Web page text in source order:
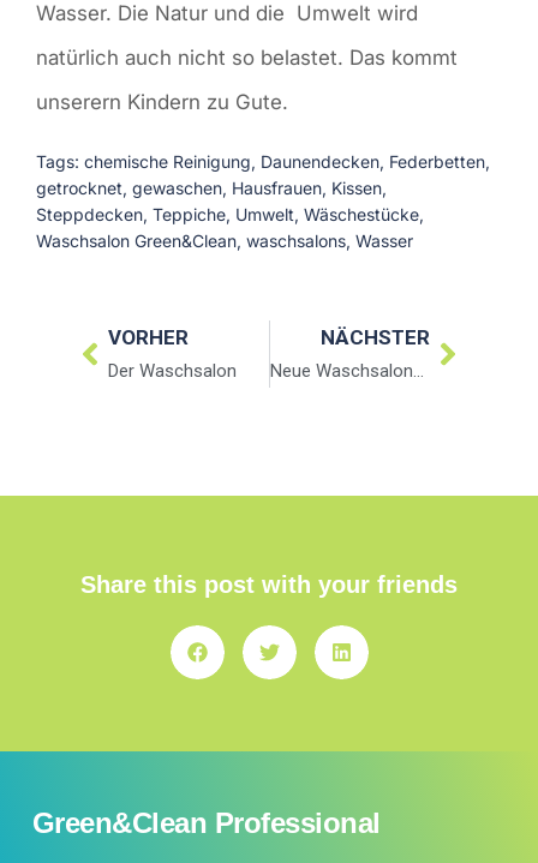
Wasser. Die Natur und die Umwelt wird
natürlich auch nicht so belastet. Das kommt
unserern Kindern zu Gute.
Tags: chemische Reinigung, Daunendecken, Federbetten,
getrocknet, gewaschen, Hausfrauen, Kissen,
Steppdecken, Teppiche, Umwelt, Wäschestücke,
Waschsalon Green&Clean, waschsalons, Wasser
VORHER
Der Waschsalon
NÄCHSTER
Neue Waschsalons in Wien
Share this post with your friends
Green&Clean Professional